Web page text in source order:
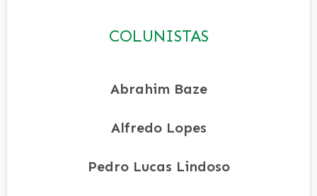
COLUNISTAS
Abrahim Baze
Alfredo Lopes
Pedro Lucas Lindoso